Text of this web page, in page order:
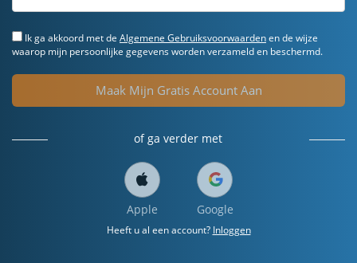
Ik ga akkoord met de Algemene Gebruiksvoorwaardenen de wijze
waarop mijn persoonlijke gegevens worden verzameld en beschermd.
Maak Mijn Gratis Account Aan
of ga verder met
Apple Google
Heeft u al een account? Inloggen